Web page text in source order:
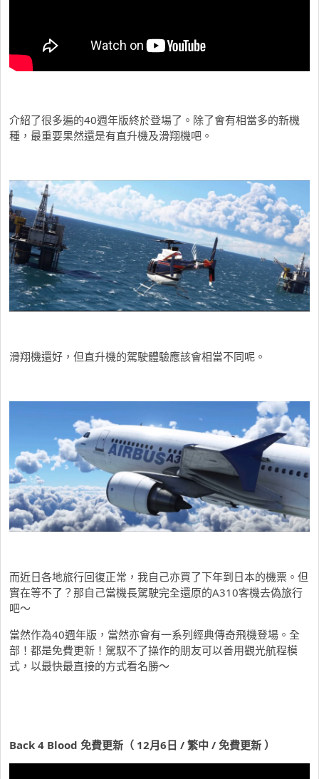
介紹了很多遍的40週年版終於登場了。除了會有相當多的新機
種，最重要果然還是有直升機及滑翔機吧。
滑翔機還好，但直升機的駕駛體驗應該會相當不同呢。
而近日各地旅行回復正常，我自己亦買了下年到日本的機票。但
實在等不了？那自己當機長駕駛完全還原的A310客機去偽旅行
吧～
當然作為40週年版，當然亦會有一系列經典傳奇飛機登場。全
部！都是免費更新！駕馭不了操作的朋友可以善用觀光航程模
式，以最快最直接的方式看名勝～
Back 4 Blood 免費更新（ 12月6日 / 繁中 / 免費更新 ）